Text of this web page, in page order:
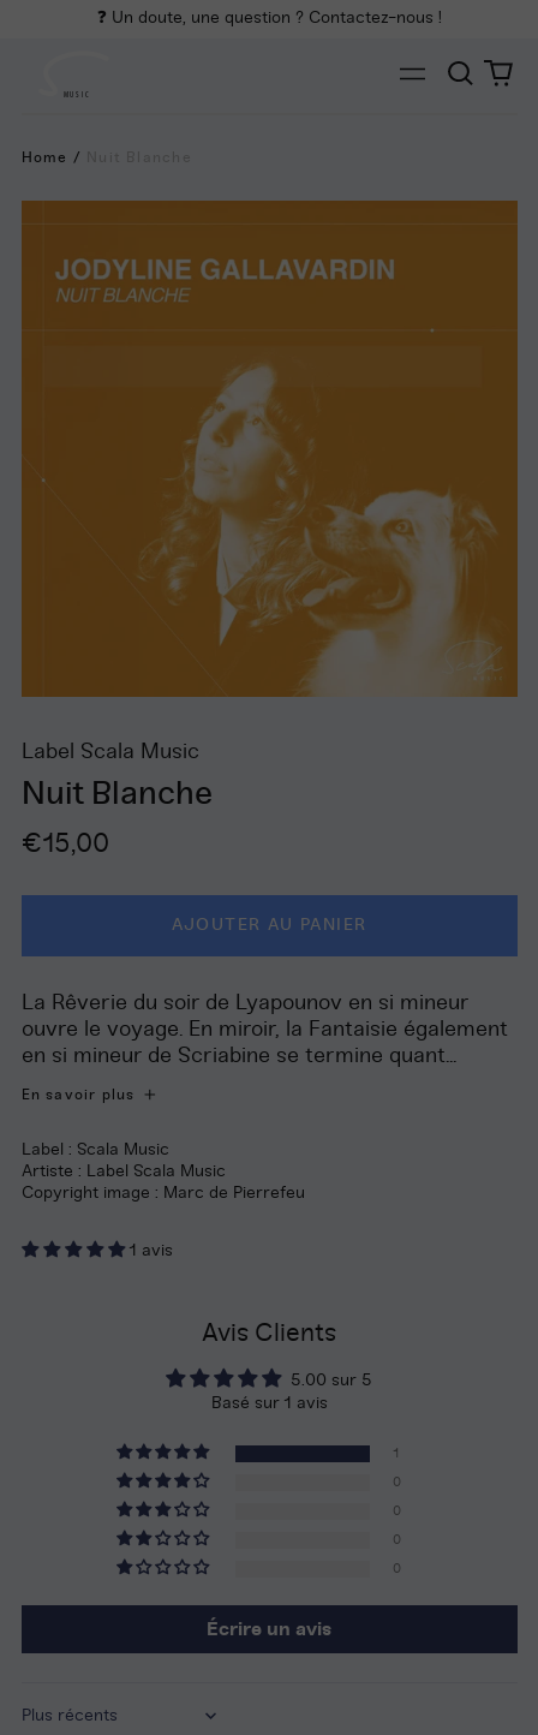
❓ Un doute, une question ? Contactez-nous !
MUSIC
Menu
0
Home /
Label Scala Music
Nuit Blanche
Prix
€15,00
AJOUTER AU PANIER
La Rêverie du soir de Lyapounov en si mineur
ouvre le voyage. En miroir, la Fantaisie également
en si mineur de Scriabine se termine quant...
En savoir plus
Label : Scala Music
Artiste : Label Scala Music
Copyright image : Marc de Pierrefeu
1 avis
Avis Clients
5.00 sur 5
Basé sur 1 avis
1
0
0
0
0
Écrire un avis
Sort by